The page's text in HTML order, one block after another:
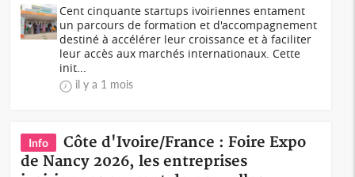
Cent cinquante startups ivoiriennes entament
un parcours de formation et d'accompagnement
destiné à accélérer leur croissance et à faciliter
leur accès aux marchés internationaux. Cette
init...
il y a 1 mois
Info
Côte d'Ivoire/France : Foire Expo
de Nancy 2026, les entreprises